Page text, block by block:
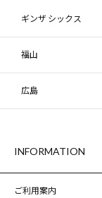
ギンザ シックス
福山
広島
INFORMATION
ご利用案内